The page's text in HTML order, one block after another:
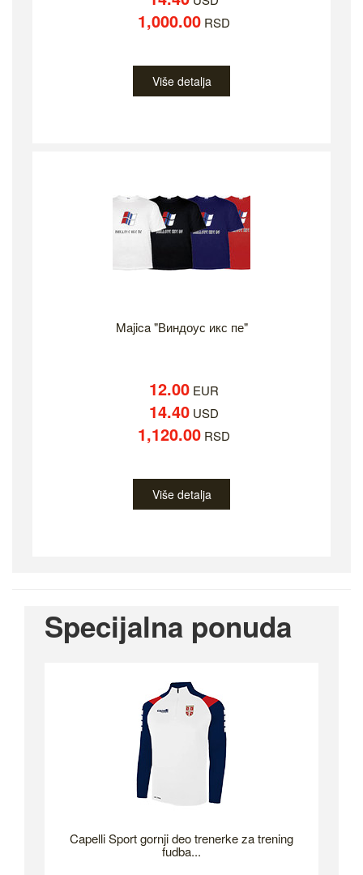
1,000.00RSD
Više detalja
Majica "Виндоус икс пе"
12.00EUR
14.40USD
1,120.00RSD
Više detalja
Specijalna ponuda
Capelli Sport gornji deo trenerke za trening
fudba...